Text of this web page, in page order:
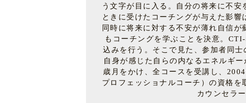
う文字が目に入る。自分の将来に不
ときに受けたコーチングが与えた影響
同時に将来に対する不安が薄れ自信
もコーチングを学ぶことを決意。
込みを行う。そこで見た、参加者同
自身が感じた自らの内なるエネルギ
歳月をかけ、全コースを受講し、
プロフェッショナルコーチ）の資格を
カウンセラ